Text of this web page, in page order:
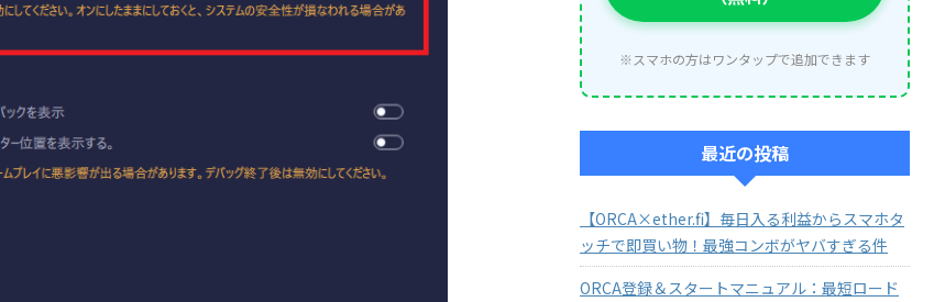
※スマホの方はワンタップで追加できます
最近の投稿
【ORCA×ether.fi】毎日入る利益からスマホタ
ッチで即買い物！最強コンボがヤバすぎる件
ORCA登録＆スタートマニュアル：最短ロード